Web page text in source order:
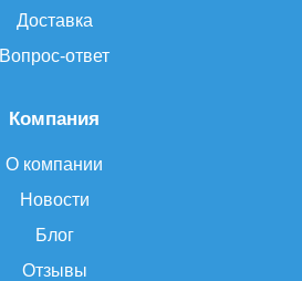
Компания
О компании
Новости
Блог
Отзывы
Доставка
Вопрос-ответ